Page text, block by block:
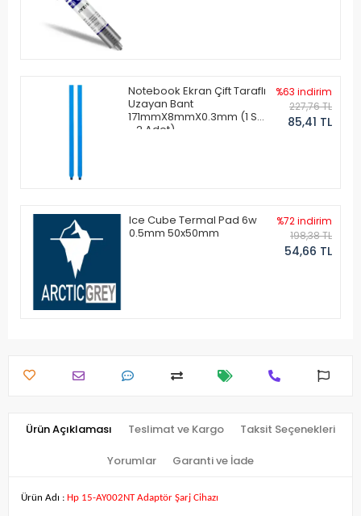
Notebook Ekran Çift Taraflı
Uzayan Bant
171mmX8mmX0.3mm (1 Set
- 2 Adet)
%63 indirim
227,76 TL
85,41 TL
Ice Cube Termal Pad 6w
0.5mm 50x50mm
%72 indirim
198,38 TL
54,66 TL
Ürün Açıklaması Teslimat ve Kargo Taksit Seçenekleri
Yorumlar Garanti ve İade
Ürün Adı : Hp 15-AY002NT Adaptör Şarj Cihazı